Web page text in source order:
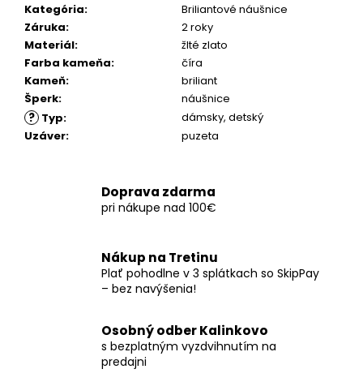
Kategória:
Briliantové náušnice
Záruka:
2 roky
Materiál:
žlté zlato
Farba kameňa:
číra
Kameň:
briliant
Šperk: náušnice
? Typ: dámsky, detský
Uzáver: puzeta
Doprava zdarma
pri nákupe nad 100€
Nákup na Tretinu
Plať pohodlne v 3 splátkach so SkipPay
– bez navýšenia!
Osobný odber Kalinkovo
s bezplatným vyzdvihnutím na
predajni
a
m
e